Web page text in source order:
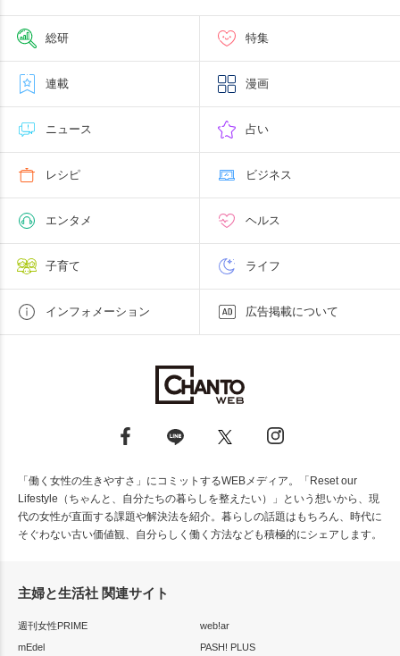
総研 特集
連載 漫画
ニュース 占い
レシピ ビジネス
エンタメ ヘルス
子育て ライフ
インフォメーション 広告掲載について
「働く女性の生きやすさ」にコミットするWEBメディア。「Reset our
Lifestyle（ちゃんと、自分たちの暮らしを整えたい）」という想いから、現
代の女性が直面する課題や解決法を紹介。暮らしの話題はもちろん、時代に
そぐわない古い価値観、自分らしく働く方法なども積極的にシェアします。
主婦と生活社 関連サイト
週刊女性PRIME
web!ar
mEdel
PASH! PLUS